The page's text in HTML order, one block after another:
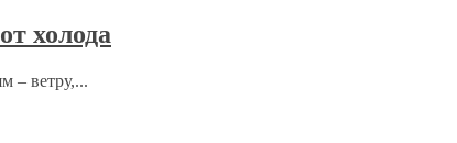
холода
– ветру,...